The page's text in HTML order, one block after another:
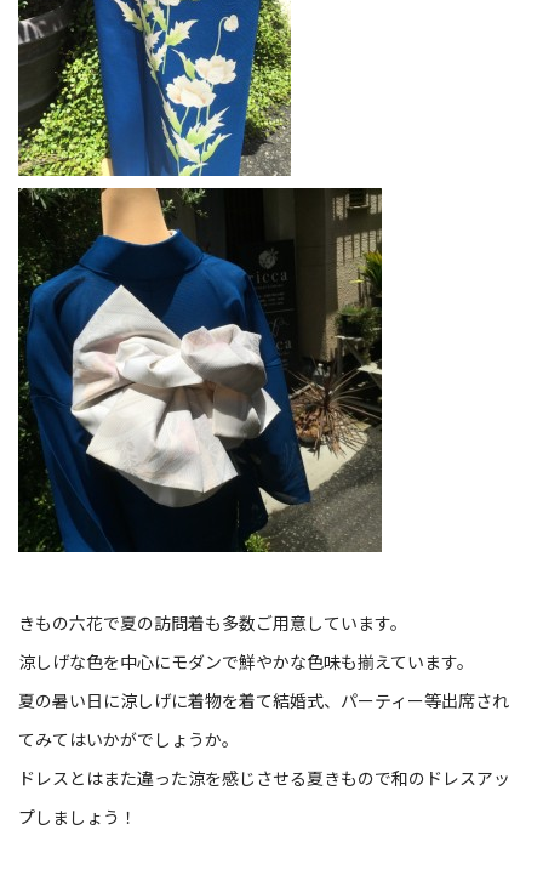
きもの六花で夏の訪問着も多数ご用意しています。
涼しげな色を中心にモダンで鮮やかな色味も揃えています。
夏の暑い日に涼しげに着物を着て結婚式、パーティー等出席され
てみてはいかがでしょうか。
ドレスとはまた違った涼を感じさせる夏きもので和のドレスアッ
プしましょう！